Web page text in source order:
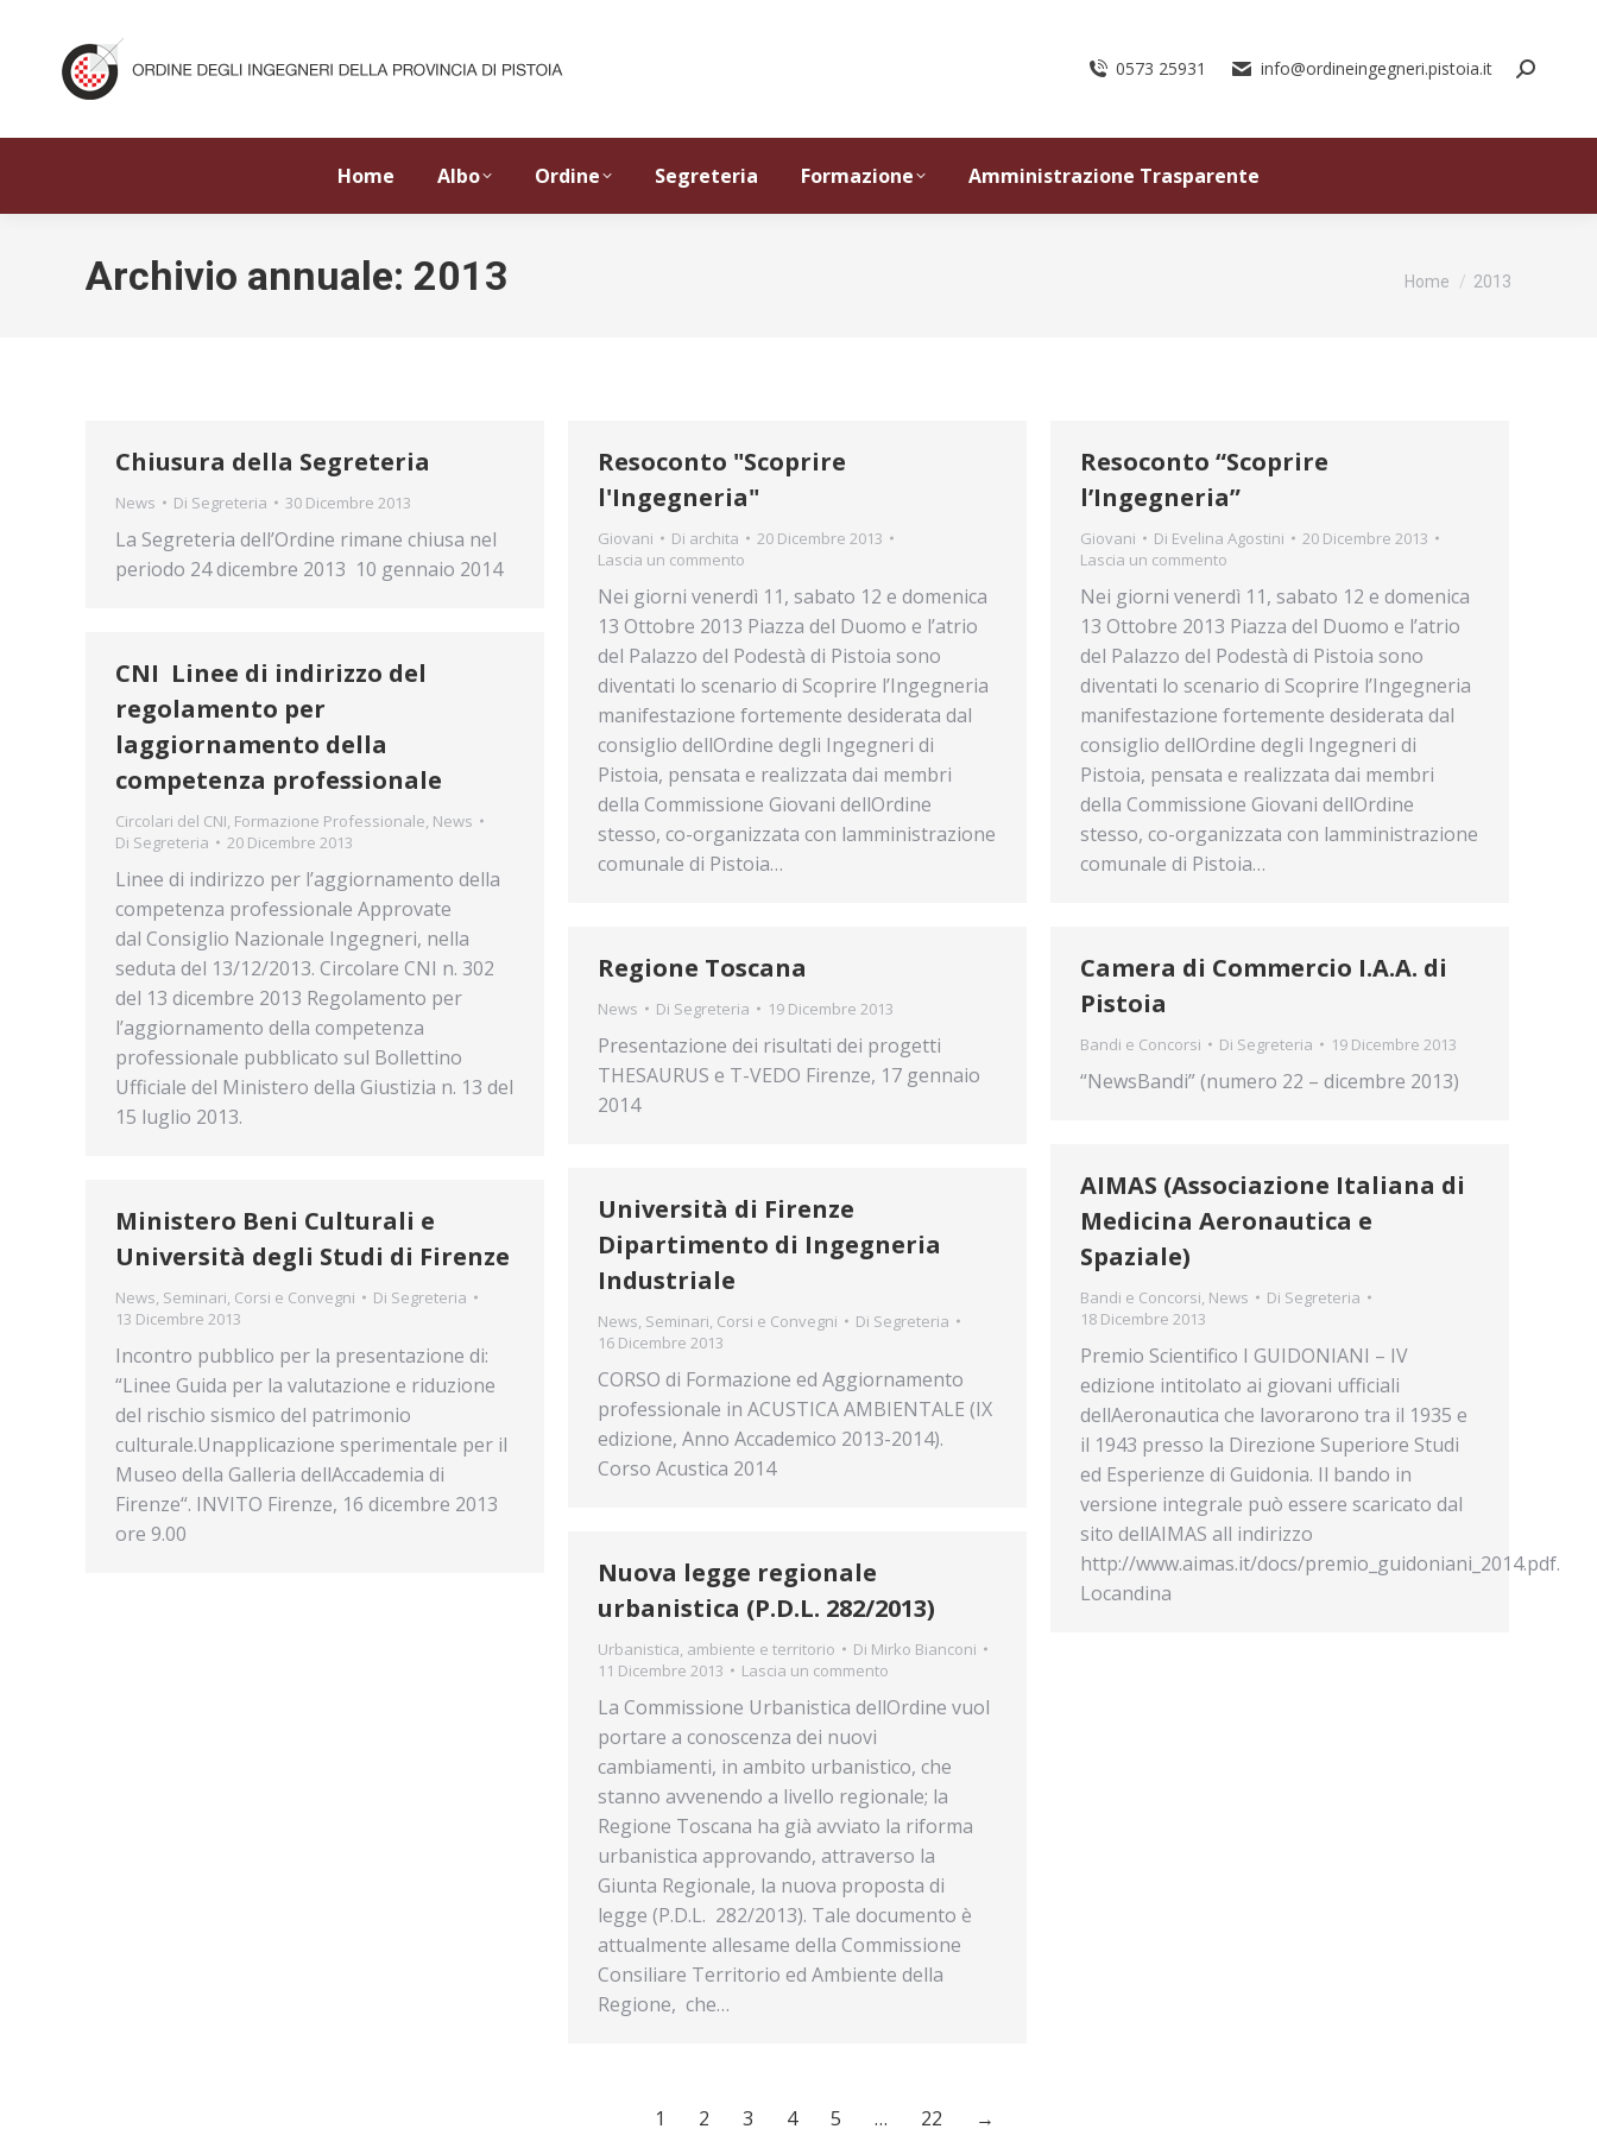
0573 25931 info@ordineingegneri.pistoia.it
Home Albo Ordine Segreteria Formazione Amministrazione Trasparente
Archivio annuale: 2013 Tu sei qui:
Home 2013
Chiusura della Segreteria
News Di Segreteria 30 Dicembre 2013
La Segreteria dell’Ordine rimane chiusa nel
periodo 24 dicembre 2013  10 gennaio 2014
Resoconto "Scoprire
l'Ingegneria"
Giovani Di archita
20 Dicembre 2013
Lascia un commento
Nei giorni venerdì 11, sabato 12 e domenica
13 Ottobre 2013 Piazza del Duomo e l’atrio
del Palazzo del Podestà di Pistoia sono
diventati lo scenario di Scoprire l’Ingegneria
manifestazione fortemente desiderata dal
consiglio dellOrdine degli Ingegneri di
Pistoia, pensata e realizzata dai membri
della Commissione Giovani dellOrdine
stesso, co-organizzata con lamministrazione
comunale di Pistoia…
Resoconto “Scoprire
l’Ingegneria”
Giovani Di Evelina Agostini
20 Dicembre 2013
Lascia un commento
Nei giorni venerdì 11, sabato 12 e domenica
13 Ottobre 2013 Piazza del Duomo e l’atrio
del Palazzo del Podestà di Pistoia sono
diventati lo scenario di Scoprire l’Ingegneria
manifestazione fortemente desiderata dal
consiglio dellOrdine degli Ingegneri di
Pistoia, pensata e realizzata dai membri
della Commissione Giovani dellOrdine
stesso, co-organizzata con lamministrazione
comunale di Pistoia…
CNI  Linee di indirizzo del
regolamento per
laggiornamento della
competenza professionale
Circolari del CNI, Formazione Professionale, News
Di Segreteria 20 Dicembre 2013
Linee di indirizzo per l’aggiornamento della
competenza professionale Approvate
dal Consiglio Nazionale Ingegneri, nella
seduta del 13/12/2013. Circolare CNI n. 302
del 13 dicembre 2013 Regolamento per
l’aggiornamento della competenza
professionale pubblicato sul Bollettino
Ufficiale del Ministero della Giustizia n. 13 del
15 luglio 2013.
Regione Toscana
News Di Segreteria 19 Dicembre 2013
Presentazione dei risultati dei progetti
THESAURUS e T-VEDO Firenze, 17 gennaio
2014
Camera di Commercio I.A.A. di
Pistoia
Bandi e Concorsi Di Segreteria 19 Dicembre 2013
“NewsBandi” (numero 22 – dicembre 2013)
AIMAS (Associazione Italiana di
Medicina Aeronautica e
Spaziale)
Bandi e Concorsi, News Di Segreteria
18 Dicembre 2013
Premio Scientifico I GUIDONIANI – IV
edizione intitolato ai giovani ufficiali
dellAeronautica che lavorarono tra il 1935 e
il 1943 presso la Direzione Superiore Studi
ed Esperienze di Guidonia. Il bando in
versione integrale può essere scaricato dal
sito dellAIMAS all indirizzo
http://www.aimas.it/docs/premio_guidoniani_2014.pdf.
Locandina
Università di Firenze
Dipartimento di Ingegneria
Industriale
News, Seminari, Corsi e Convegni Di Segreteria
16 Dicembre 2013
CORSO di Formazione ed Aggiornamento
professionale in ACUSTICA AMBIENTALE (IX
edizione, Anno Accademico 2013-2014).
Corso Acustica 2014
Ministero Beni Culturali e
Università degli Studi di Firenze
News, Seminari, Corsi e Convegni Di Segreteria
13 Dicembre 2013
Incontro pubblico per la presentazione di:
“Linee Guida per la valutazione e riduzione
del rischio sismico del patrimonio
culturale.Unapplicazione sperimentale per il
Museo della Galleria dellAccademia di
Firenze“. INVITO Firenze, 16 dicembre 2013
ore 9.00
Nuova legge regionale
urbanistica (P.D.L. 282/2013)
Urbanistica, ambiente e territorio Di Mirko Bianconi
11 Dicembre 2013
Lascia un commento
La Commissione Urbanistica dellOrdine vuol
portare a conoscenza dei nuovi
cambiamenti, in ambito urbanistico, che
stanno avvenendo a livello regionale; la
Regione Toscana ha già avviato la riforma
urbanistica approvando, attraverso la
Giunta Regionale, la nuova proposta di
legge (P.D.L. 282/2013). Tale documento è
attualmente allesame della Commissione
Consiliare Territorio ed Ambiente della
Regione, che…
1 2 3 4 5 … 22 →